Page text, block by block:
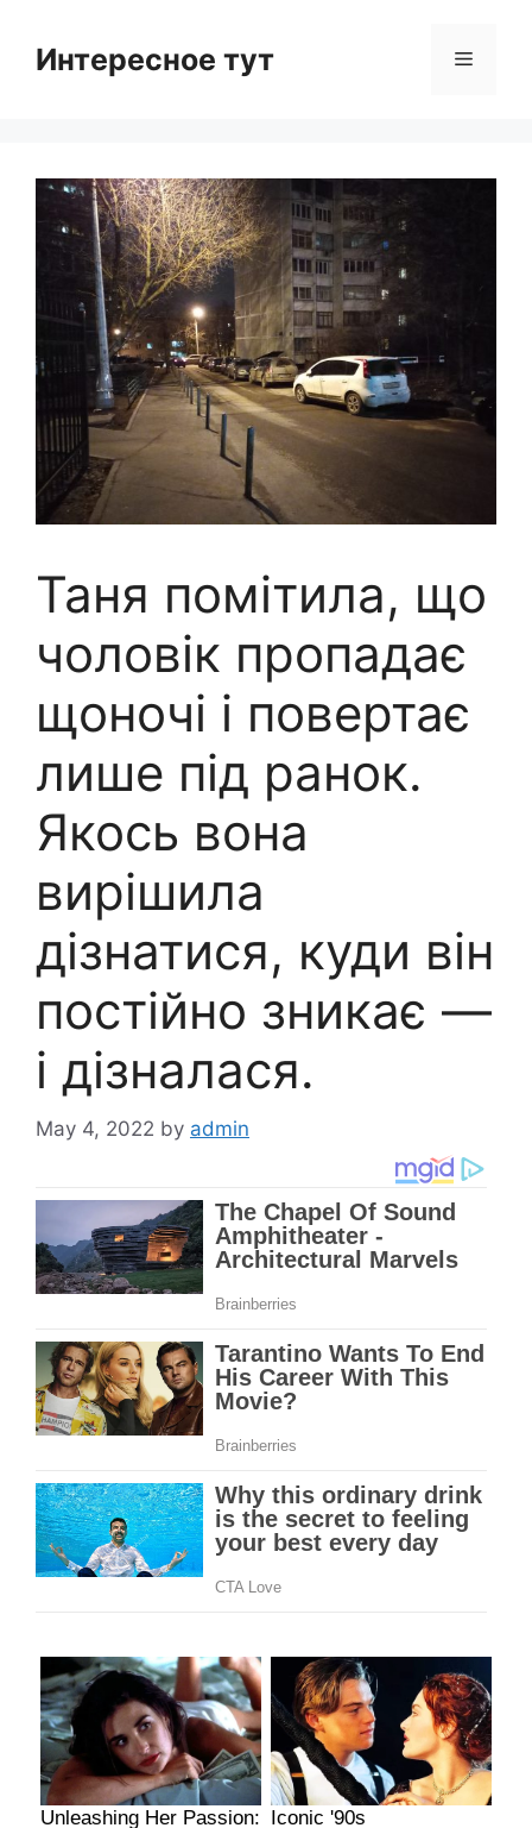
contentИнтересное тут Menu
Таня помітила, що
чоловік пропадає
щоночі і повертає
лише під ранок.
Якось вона
вирішила
дізнатися, куди він
постійно зникає —
і дізналася.
May 4, 2022 by admin